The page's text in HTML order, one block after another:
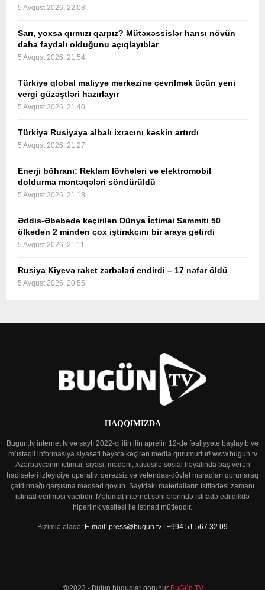
5 Avqust 2026, 22:08
Sarı, yoxsa qırmızı qarpız? Mütəxəssislər hansı növün
daha faydalı olduğunu açıqlayıblar
5 Avqust 2026, 21:54
Türkiyə qlobal maliyyə mərkəzinə çevrilmək üçün yeni
vergi güzəştləri hazırlayır
5 Avqust 2026, 21:40
Türkiyə Rusiyaya albalı ixracını kəskin artırdı
5 Avqust 2026, 21:27
Enerji böhranı: Reklam lövhələri və elektromobil
doldurma məntəqələri söndürüldü
5 Avqust 2026, 21:18
Əddis-Əbəbədə keçirilən Dünya İctimai Sammiti 50
ölkədən 2 mindən çox iştirakçını bir araya gətirdi
5 Avqust 2026, 21:11
Rusiya Kiyevə raket zərbələri endirdi – 17 nəfər öldü
5 Avqust 2026, 20:55
HAQQIMIZDA
Bugun.tv internet tv və saytı 2022-ci ilin ilin aprelin 12-də fəaliyyətə başlayıb və
müstəqil informasiya siyasəti həyata keçirən media qurumudur! www.bugun.tv
Azərbaycanın ictimai, siyasi, mədəni, xüsusilə sosial həyatında baş verən
hadisələri izləyiciyə operativ, qərəzsiz və vətəndaş-dövlət maraqları qorunaraq
çatdırmağı qarşısına məqsəd qoyub. Saytdakı materialların istifadəsi zamanı
istinad edilməsi vacibdir. Məlumat internet səhifələrində istifadə edildikdə
hiperlink vasitəsi ilə istinad mütləqdir.
Bizimlə əlaqə: E-mail: press@bugun.tv | +994 51 567 32 09